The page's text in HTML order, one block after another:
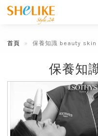
首頁 保養知識 beauty skin
保養知